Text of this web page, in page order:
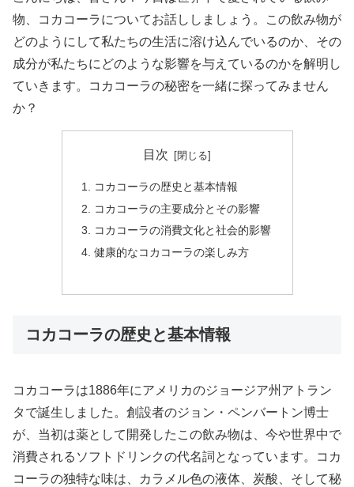
物、コカコーラについてお話ししましょう。この飲み物が
どのようにして私たちの生活に溶け込んでいるのか、その
成分が私たちにどのような影響を与えているのかを解明し
ていきます。コカコーラの秘密を一緒に探ってみません
か？
目次
コカコーラの歴史と基本情報
コカコーラの主要成分とその影響
コカコーラの消費文化と社会的影響
健康的なコカコーラの楽しみ方
コカコーラの歴史と基本情報
コカコーラは1886年にアメリカのジョージア州アトラン
タで誕生しました。創設者のジョン・ペンバートン博士
が、当初は薬として開発したこの飲み物は、今や世界中で
消費されるソフトドリンクの代名詞となっています。コカ
コーラの独特な味は、カラメル色の液体、炭酸、そして秘